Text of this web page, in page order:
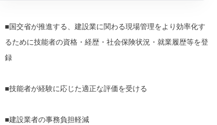
■国交省が推進する、建設業に関わる現場管理をより効率化す
るために技能者の資格・経歴・社会保険状況・就業履歴等を登
録
■技能者が経験に応じた適正な評価を受ける
■建設業者の事務負担軽減